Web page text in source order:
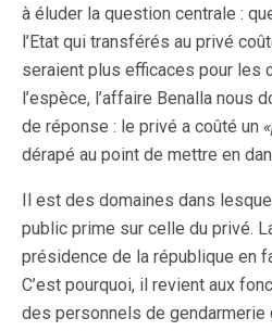
à éluder la question centrale :
l’Etat qui transférés au privé
seraient plus efficaces pour les
l’espèce, l’affaire Benalla nous
de réponse : le privé a coûté un
dérapé au point de mettre en
Il est des domaines dans
public prime sur celle du privé.
présidence de la république en
C’est pourquoi, il revient aux
des personnels de gendarmerie